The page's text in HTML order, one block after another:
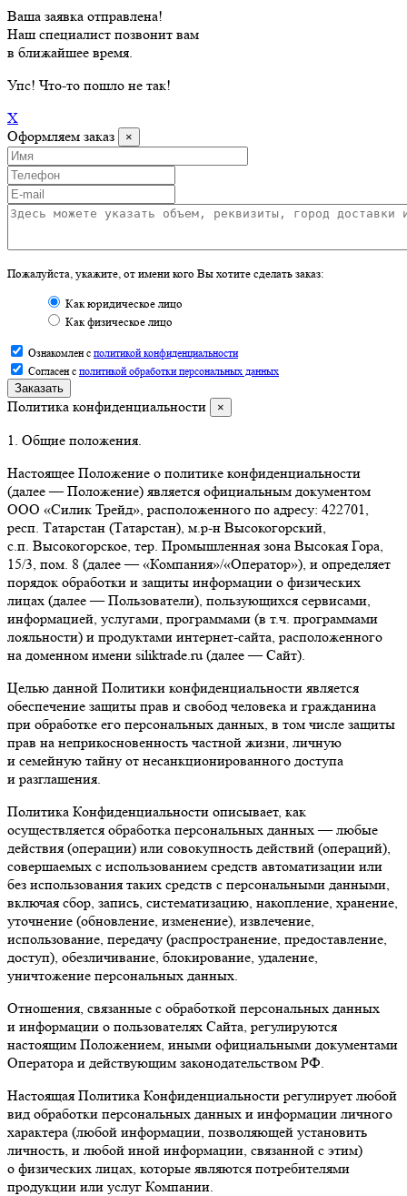
Ваша заявка отправлена!
Наш специалист позвонит вам
в ближайшее время.
Упс! Что-то пошло не так!
X
Оформляем заказ
×
Пожалуйста, укажите, от имени кого Вы хотите сделать заказ:
Как юридическое лицо
Как физическое лицо
Ознакомлен с политикой конфиденциальности
Согласен с политикой обработки персональных данных
Заказать
Политика конфиденциальности ×
1. Общие положения.
Настоящее Положение о политике конфиденциальности
(далее — Положение) является официальным документом
ООО «Силик Трейд», расположенного по адресу: 422701,
респ. Татарстан (Татарстан), м.р‑н Высокогорский,
с.п. Высокогорское, тер. Промышленная зона Высокая Гора,
15/3, пом. 8 (далее — «Компания»/«Оператор»), и определяет
порядок обработки и защиты информации о физических
лицах (далее — Пользователи), пользующихся сервисами,
информацией, услугами, программами (в т.ч. программами
лояльности) и продуктами интернет-сайта, расположенного
на доменном имени siliktrade.ru (далее — Сайт).
Целью данной Политики конфиденциальности является
обеспечение защиты прав и свобод человека и гражданина
при обработке его персональных данных, в том числе защиты
прав на неприкосновенность частной жизни, личную
и семейную тайну от несанкционированного доступа
и разглашения.
Политика Конфиденциальности описывает, как
осуществляется обработка персональных данных — любые
действия (операции) или совокупность действий (операций),
совершаемых с использованием средств автоматизации или
без использования таких средств с персональными данными,
включая сбор, запись, систематизацию, накопление, хранение,
уточнение (обновление, изменение), извлечение,
использование, передачу (распространение, предоставление,
доступ), обезличивание, блокирование, удаление,
уничтожение персональных данных.
Отношения, связанные с обработкой персональных данных
и информации о пользователях Сайта, регулируются
настоящим Положением, иными официальными документами
Оператора и действующим законодательством РФ.
Настоящая Политика Конфиденциальности регулирует любой
вид обработки персональных данных и информации личного
характера (любой информации, позволяющей установить
личность, и любой иной информации, связанной с этим)
о физических лицах, которые являются потребителями
продукции или услуг Компании.